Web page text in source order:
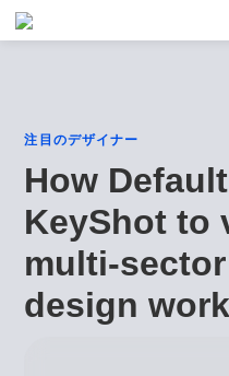
注目のデザイナー
How
KeyShot to
multi-
design work